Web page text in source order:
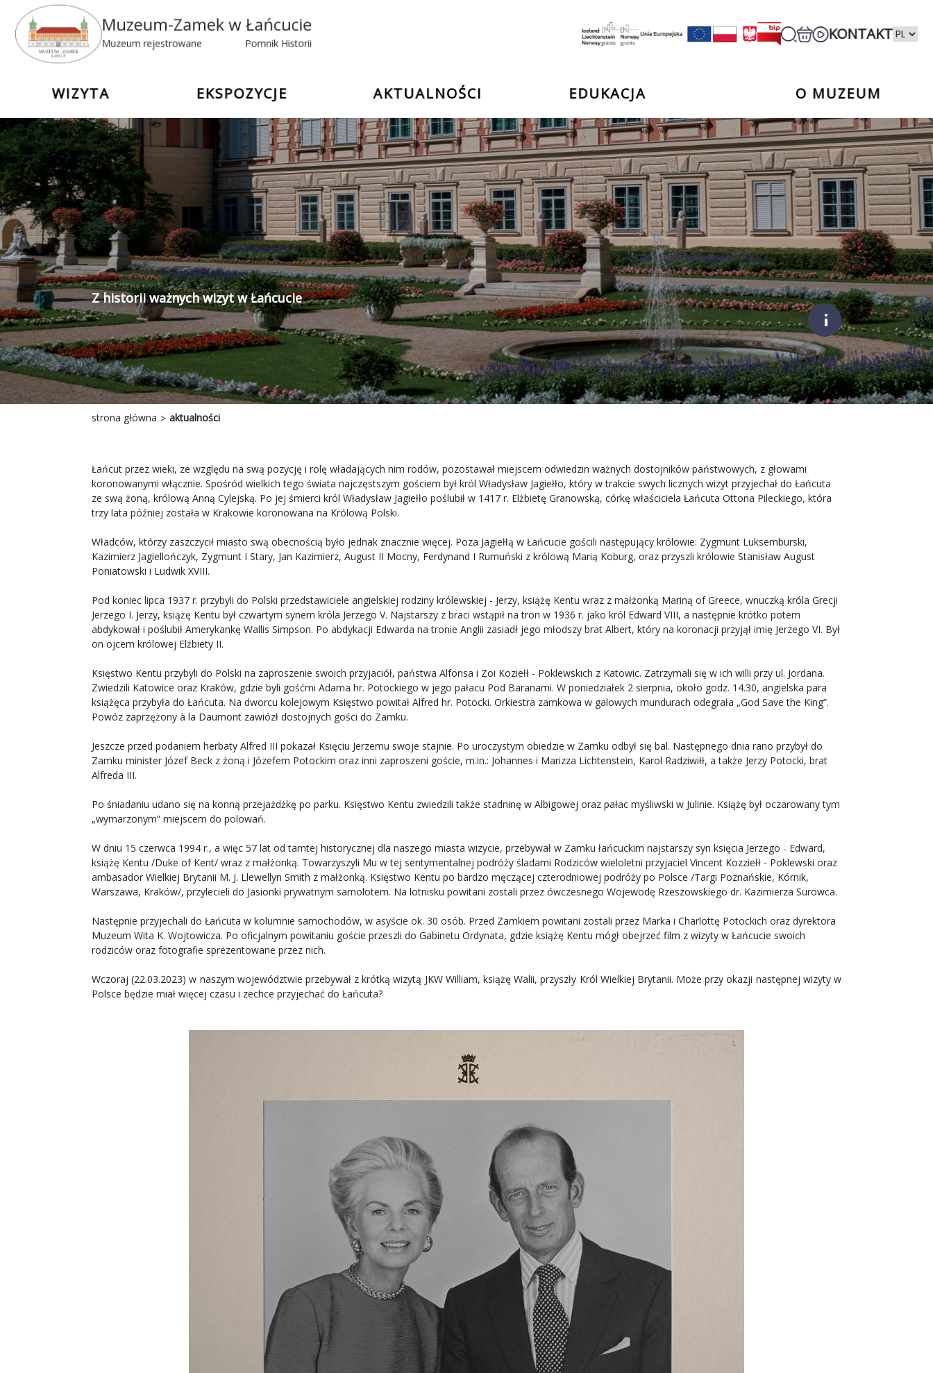
Muzeum-Zamek w Łańcucie
Muzeum rejestrowane Pomnik Historii
KONTAKT
WIZYTA EKSPOZYCJE AKTUALNOŚCI EDUKACJA O MUZEUM
Z historii ważnych wizyt w Łańcucie
;
strona główna aktualności
Łańcut przez wieki, ze względu na swą pozycję i rolę władających nim rodów, pozostawał miejscem odwiedzin ważnych dostojników państwowych, z głowami
koronowanymi włącznie. Spośród wielkich tego świata najczęstszym gościem był król Władysław Jagiełło, który w trakcie swych licznych wizyt przyjechał do Łańcuta
ze swą żoną, królową Anną Cylejską. Po jej śmierci król Władysław Jagiełło poślubił w 1417 r. Elżbietę Granowską, córkę właściciela Łańcuta Ottona Pileckiego, która
trzy lata później została w Krakowie koronowana na Królową Polski.
Władców, którzy zaszczycił miasto swą obecnością było jednak znacznie więcej. Poza Jagiełłą w Łańcucie gościli następujący królowie: Zygmunt Luksemburski,
Kazimierz Jagiellończyk, Zygmunt I Stary, Jan Kazimierz, August II Mocny, Ferdynand I Rumuński z królową Marią Koburg, oraz przyszli królowie Stanisław August
Poniatowski i Ludwik XVIII.
Pod koniec lipca 1937 r. przybyli do Polski przedstawiciele angielskiej rodziny królewskiej - Jerzy, książę Kentu wraz z małżonką Mariną of Greece, wnuczką króla Grecji
Jerzego I. Jerzy, książę Kentu był czwartym synem króla Jerzego V. Najstarszy z braci wstąpił na tron w 1936 r. jako król Edward VIII, a następnie krótko potem
abdykował i poślubił Amerykankę Wallis Simpson. Po abdykacji Edwarda na tronie Anglii zasiadł jego młodszy brat Albert, który na koronacji przyjął imię Jerzego VI. Był
on ojcem królowej Elżbiety II.
Księstwo Kentu przybyli do Polski na zaproszenie swoich przyjaciół, państwa Alfonsa i Zoi Koziełł - Poklewskich z Katowic. Zatrzymali się w ich willi przy ul. Jordana.
Zwiedzili Katowice oraz Kraków, gdzie byli gośćmi Adama hr. Potockiego w jego pałacu Pod Baranami. W poniedziałek 2 sierpnia, około godz. 14.30, angielska para
książęca przybyła do Łańcuta. Na dworcu kolejowym Księstwo powitał Alfred hr. Potocki. Orkiestra zamkowa w galowych mundurach odegrała „God Save the King”.
Powóz zaprzężony à la Daumont zawiózł dostojnych gości do Zamku.
Jeszcze przed podaniem herbaty Alfred III pokazał Księciu Jerzemu swoje stajnie. Po uroczystym obiedzie w Zamku odbył się bal. Następnego dnia rano przybył do
Zamku minister Józef Beck z żoną i Józefem Potockim oraz inni zaproszeni goście, m.in.: Johannes i Marizza Lichtenstein, Karol Radziwiłł, a także Jerzy Potocki, brat
Alfreda III.
Po śniadaniu udano się na konną przejażdżkę po parku. Księstwo Kentu zwiedzili także stadninę w Albigowej oraz pałac myśliwski w Julinie. Książę był oczarowany tym
„wymarzonym” miejscem do polowań.
W dniu 15 czerwca 1994 r., a więc 57 lat od tamtej historycznej dla naszego miasta wizycie, przebywał w Zamku łańcuckim najstarszy syn księcia Jerzego ˗ Edward,
książę Kentu /Duke of Kent/ wraz z małżonką. Towarzyszyli Mu w tej sentymentalnej podróży śladami Rodziców wieloletni przyjaciel Vincent Kozziełł - Poklewski oraz
ambasador Wielkiej Brytanii M. J. Llewellyn Smith z małżonką. Księstwo Kentu po bardzo męczącej czterodniowej podróży po Polsce /Targi Poznańskie, Kórnik,
Warszawa, Kraków/, przylecieli do Jasionki prywatnym samolotem. Na lotnisku powitani zostali przez ówczesnego Wojewodę Rzeszowskiego dr. Kazimierza Surowca.
Następnie przyjechali do Łańcuta w kolumnie samochodów, w asyście ok. 30 osób. Przed Zamkiem powitani zostali przez Marka i Charlottę Potockich oraz dyrektora
Muzeum Wita K. Wojtowicza. Po oficjalnym powitaniu goście przeszli do Gabinetu Ordynata, gdzie książę Kentu mógł obejrzeć film z wizyty w Łańcucie swoich
rodziców oraz fotografie sprezentowane przez nich.
Wczoraj (22.03.2023) w naszym województwie przebywał z krótką wizytą JKW William, książę Walii, przyszły Król Wielkiej Brytanii. Może przy okazji następnej wizyty w
Polsce będzie miał więcej czasu i zechce przyjechać do Łańcuta?